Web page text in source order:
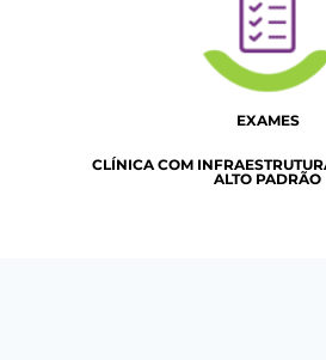
EXAMES
CLÍNICA COM
ALTO PADRÃO